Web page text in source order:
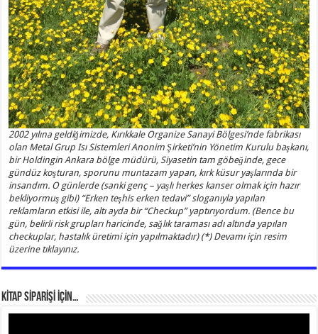
2002 yılına geldiğimizde, Kırıkkale Organize Sanayi Bölgesi’nde fabrikası
olan Metal Grup Isı Sistemleri Anonim Şirketi’nin Yönetim Kurulu başkanı,
bir Holdingin Ankara bölge müdürü, Siyasetin tam göbeğinde, gece
gündüz koşturan, sporunu muntazam yapan, kırk küsur yaşlarında bir
insandım. O günlerde (sanki genç – yaşlı herkes kanser olmak için hazır
bekliyormuş gibi) “Erken teşhis erken tedavi” sloganıyla yapılan
reklamların etkisi ile, altı ayda bir “Checkup” yaptırıyordum. (Bence bu
gün, belirli risk grupları haricinde, sağlık taraması adı altında yapılan
checkuplar, hastalık üretimi için yapılmaktadır) (*) Devamı için resim
üzerine tıklayınız.
KİTAP SİPARİŞİ İÇİN…